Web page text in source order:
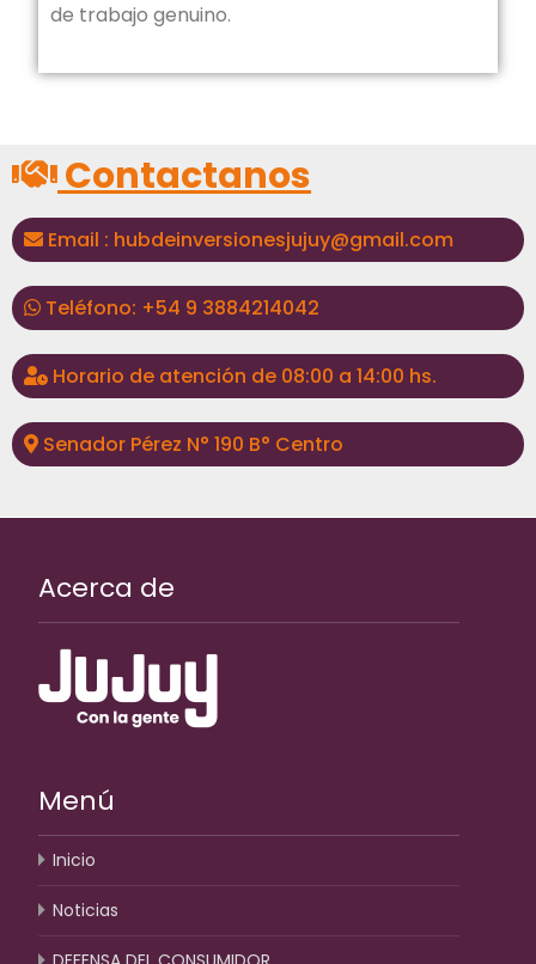
de trabajo genuino.
Contactanos
Email : hubdeinversionesjujuy@gmail.com
Teléfono: +54 9 3884214042
Horario de atención de 08:00 a 14:00 hs.
Senador Pérez N° 190 B° Centro
Acerca de
Menú
Inicio
Noticias